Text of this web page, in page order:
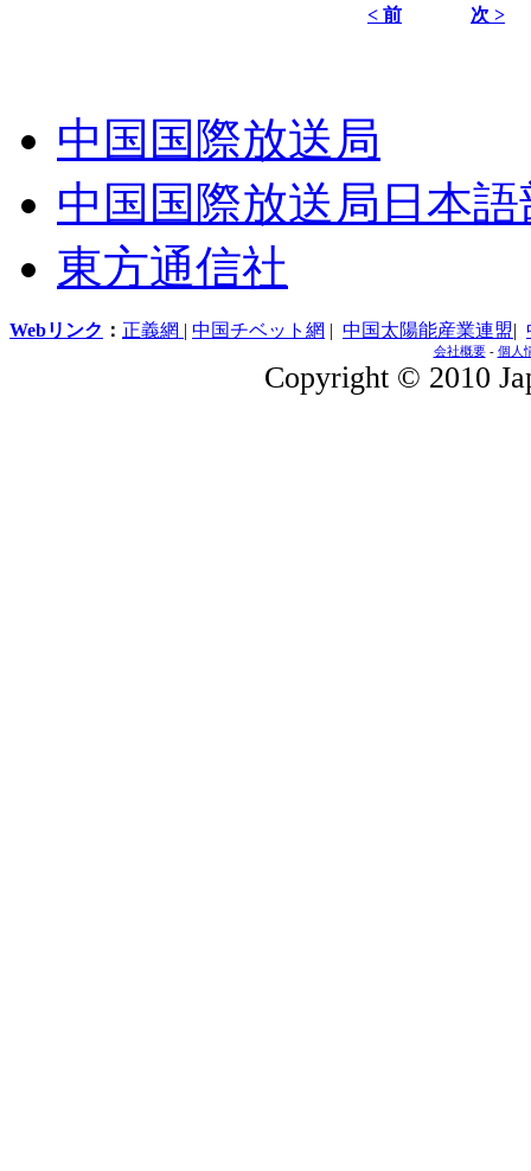
< 前 次 >
中国国際放送局
中国国際放送局日本語
東方通信社
Webリンク ： 正義網 | 中国チベット網 | 中国太陽能産業連盟|
会社概要- 個人
Copyright © 2010